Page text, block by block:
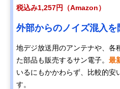
税込み1,257円（Amazon）
外部からのノイズ混入
地デジ放送用のアンテナや、各
た部品も販売するサン電子。 最
いるにもかかわらず、比較的安
す。